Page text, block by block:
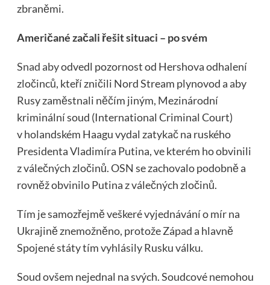
zbraněmi.
Američané začali řešit situaci – po svém
Snad abyodvedl pozornost od Hershova odhalení
zločinců, kteří zničili Nord Stream plynovod a aby
Rusy zaměstnali něčím jiným, Mezinárodní
kriminální soud (International Criminal Court)
v holandském Haagu vydal zatykač na ruského
Presidenta Vladimíra Putina, ve kterém ho obvinili
z válečných zločinů. OSN se zachovalo podobně a
rovněž obvinilo Putina z válečných zločinů.
Tím je samozřejmě veškeré vyjednávání o mír na
Ukrajině znemožněno, protože Západ a hlavně
Spojené státy tím vyhlásily Rusku válku.
Soud ovšem nejednal na svých. Soudcové nemohou